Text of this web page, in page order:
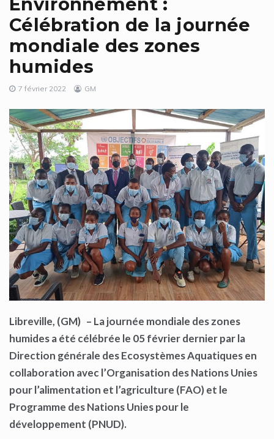
Célébration de la journée
mondiale des zones
humides
7 février 2022 GM
Libreville, (GM) – La journée mondiale des zones
humides a été célébrée le 05 février dernier par la
Direction générale des Ecosystèmes Aquatiques en
collaboration avec l’Organisation des Nations Unies
pour l’alimentation et l’agriculture (FAO) et le
Programme des Nations Unies pour le
développement (PNUD).